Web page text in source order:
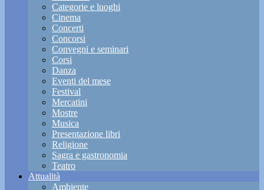
Categorie e luoghi
Cinema
Concerti
Concorsi
Convegni e seminari
Corsi
Danza
Eventi del mese
Festival
Mercatini
Mostre
Musica
Presentazione libri
Religione
Sagra e gastronomia
Teatro
Attualità
Ambiente